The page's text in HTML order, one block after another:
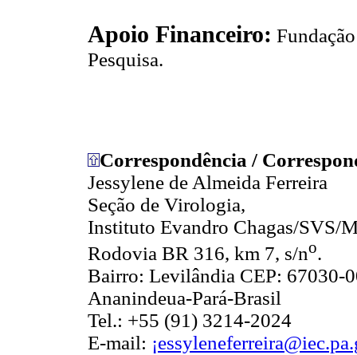
Apoio Financeiro:
Pesquisa.
Correspondência /
Jessylene de Almeida Ferreira
Seção de Virologia,
Instituto Evandro Chagas/SVS/
Rodovia BR 316, km 7, s/no.
Bairro: Levilândia CEP: 67030-
Ananindeua-Pará-Brasil
Tel.: +55 (91) 3214-2024
E-mail: